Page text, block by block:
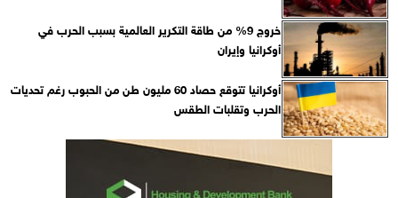
خروج 9% من طاقة التكرير العالمية بسبب الحرب في
أوكرانيا وإيران
أوكرانيا تتوقع حصاد 60 مليون طن من الحبوب رغم تحديات
الحرب وتقلبات الطقس